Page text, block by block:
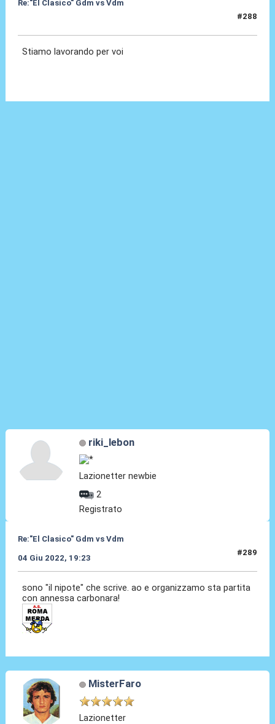
Re:"El Clasico" Gdm vs Vdm
#288
Stiamo lavorando per voi
riki_lebon
Lazionetter newbie
2
Registrato
Re:"El Clasico" Gdm vs Vdm
04 Giu 2022, 19:23
#289
sono "il nipote" che scrive. ao e organizzamo sta partita
con annessa carbonara!
MisterFaro
Lazionetter